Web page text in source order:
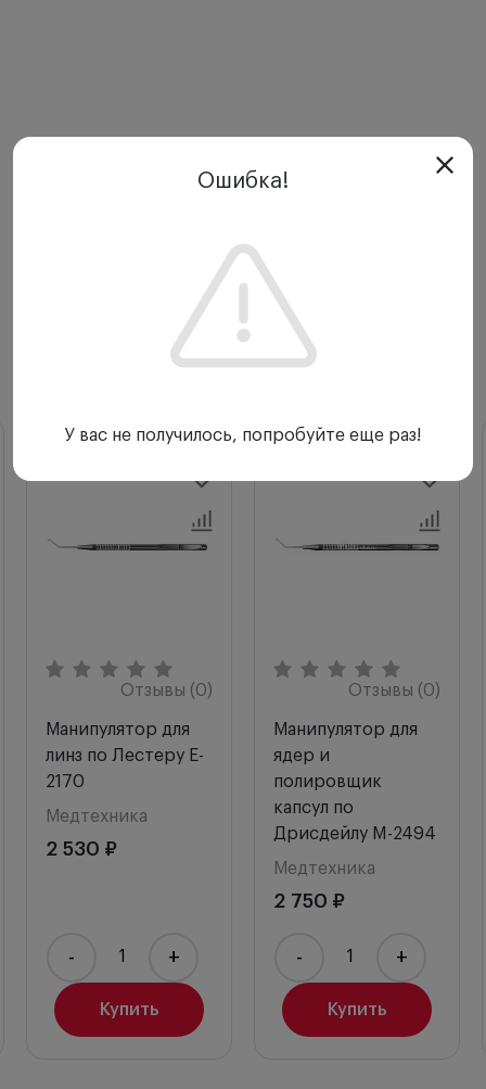
Отзывы (0)
Манипулятор для
линз по Лестеру E-
2170
Медтехника
2 530 ₽
Купить
- +
Отзывы (0)
Манипулятор для
ядер и
полировщик
капсул по
Дрисдейлу M-2494
Медтехника
2 750 ₽
Купить
- +
Ошибка!
У вас не получилось, попробуйте еще раз!